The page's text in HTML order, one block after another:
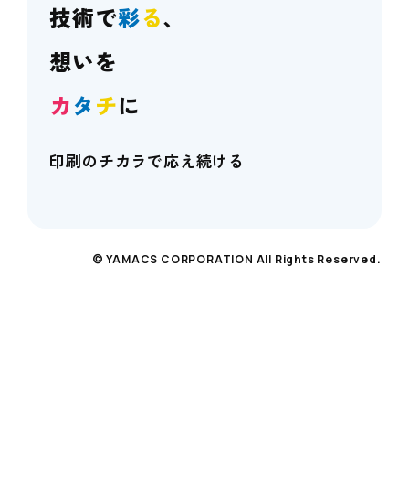
技術で彩る、
想いを
カタチに
印刷のチカラで応え続ける
© YAMACS CORPORATION All Rights Reserved.